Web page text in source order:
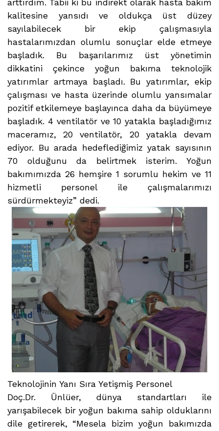
arttırdım. Tabii ki bu indirekt olarak hasta bakım
kalitesine yansıdı ve oldukça üst düzey
sayılabilecek bir ekip çalışmasıyla
hastalarımızdan olumlu sonuçlar elde etmeye
başladık. Bu başarılarımız üst yönetimin
dikkatini çekince yoğun bakıma teknolojik
yatırımlar artmaya başladı. Bu yatırımlar, ekip
çalışması ve hasta üzerinde olumlu yansımalar
pozitif etkilemeye başlayınca daha da büyümeye
başladık. 4 ventilatör ve 10 yatakla başladığımız
maceramız, 20 ventilatör, 20 yatakla devam
ediyor. Bu arada hedeflediğimiz yatak sayısının
70 olduğunu da belirtmek isterim. Yoğun
bakımımızda 26 hemşire 1 sorumlu hekim ve 11
hizmetli personel ile çalışmalarımızı
sürdürmekteyiz” dedi.
Teknolojinin Yanı Sıra Yetişmiş Personel
Doç.Dr. Ünlüer, dünya standartları ile
yarışabilecek bir yoğun bakıma sahip olduklarını
dile getirerek, “Mesela bizim yoğun bakımızda